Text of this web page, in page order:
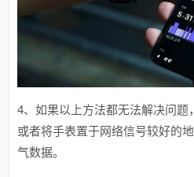
4、如果以上方法都无法解决问题
或者将手表置于网络信号较好的
气数据。